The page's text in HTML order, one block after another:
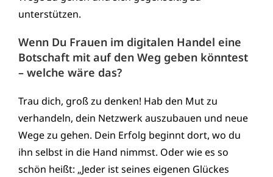
unterstützen.
Wenn Du Frauen im digitalen Handel eine
Botschaft mit auf den Weg geben könntest
– welche wäre das?
Trau dich, groß zu denken! Hab den Mut zu
verhandeln, dein Netzwerk auszubauen und neue
Wege zu gehen. Dein Erfolg beginnt dort, wo du
ihn selbst in die Hand nimmst. Oder wie es so
schön heißt: „Jeder ist seines eigenen Glückes